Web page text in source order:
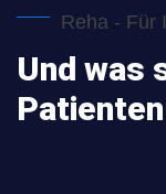
Reha - Für
Und was